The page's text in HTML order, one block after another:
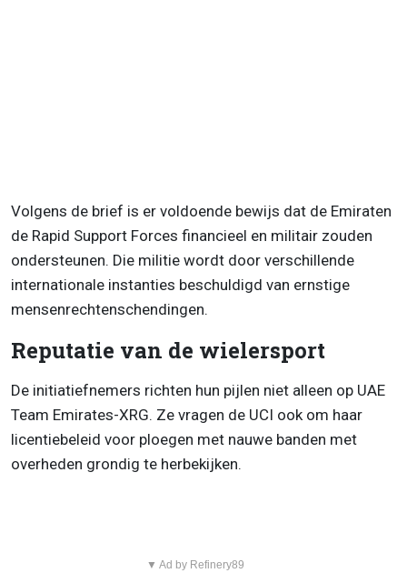
Volgens de brief is er voldoende bewijs dat de Emiraten
de Rapid Support Forces financieel en militair zouden
ondersteunen. Die militie wordt door verschillende
internationale instanties beschuldigd van ernstige
mensenrechtenschendingen.
Reputatie van de wielersport
De initiatiefnemers richten hun pijlen niet alleen op UAE
Team Emirates-XRG. Ze vragen de UCI ook om haar
licentiebeleid voor ploegen met nauwe banden met
overheden grondig te herbekijken.
▼ Ad by Refinery89